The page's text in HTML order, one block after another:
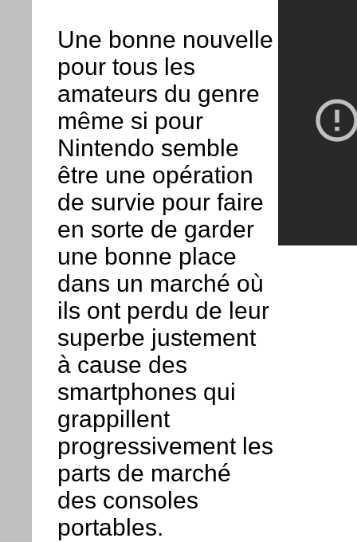
Une bonne nouvelle
pour tous les
amateurs du genre
même si pour
Nintendo semble
être une opération
de survie pour faire
en sorte de garder
une bonne place
dans un marché où
ils ont perdu de leur
superbe justement
à cause des
smartphones qui
grappillent
progressivement les
parts de marché
des consoles
portables.